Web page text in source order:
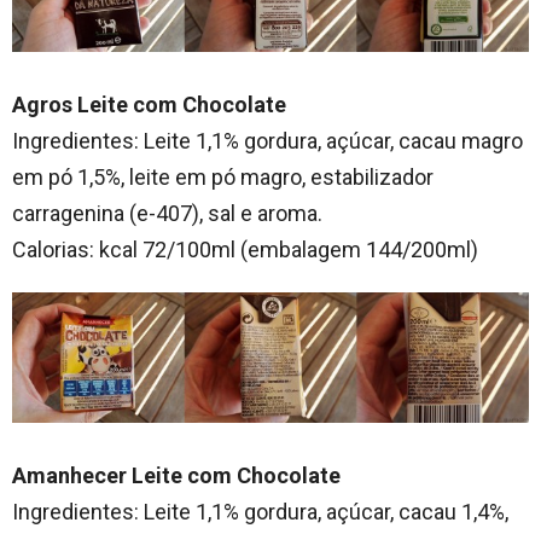
Agros Leite com Chocolate
Ingredientes: Leite 1,1% gordura, açúcar, cacau magro
em pó 1,5%, leite em pó magro, estabilizador
carragenina (e-407), sal e aroma.
Calorias: kcal 72/100ml (embalagem 144/200ml)
Amanhecer Leite com Chocolate
Ingredientes: Leite 1,1% gordura, açúcar, cacau 1,4%,